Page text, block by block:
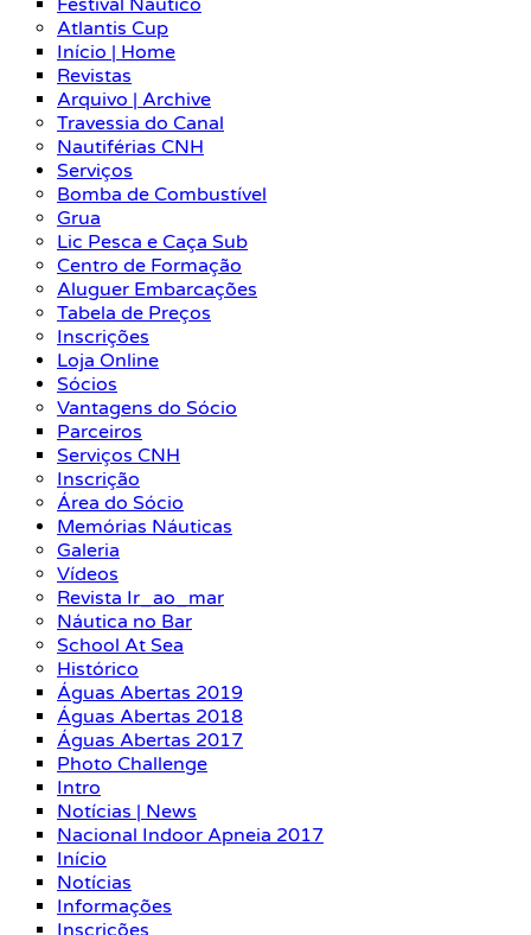
Festival Náutico
Atlantis Cup
Início | Home
Revistas
Arquivo | Archive
Travessia do Canal
Nautiférias CNH
Serviços
Bomba de Combustível
Grua
Lic Pesca e Caça Sub
Centro de Formação
Aluguer Embarcações
Tabela de Preços
Inscrições
Loja Online
Sócios
Vantagens do Sócio
Parceiros
Serviços CNH
Inscrição
Área do Sócio
Memórias Náuticas
Galeria
Vídeos
Revista Ir_ao_mar
Náutica no Bar
School At Sea
Histórico
Águas Abertas 2019
Águas Abertas 2018
Águas Abertas 2017
Photo Challenge
Intro
Notícias | News
Nacional Indoor Apneia 2017
Início
Notícias
Informações
Inscrições